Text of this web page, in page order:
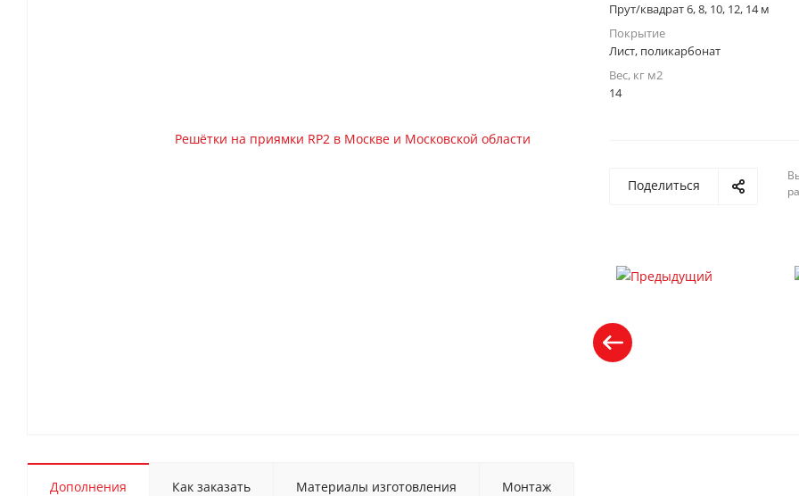
Прут/квадрат 6, 8, 10, 12, 14 м
Покрытие
Лист, поликарбонат
Вес, кг м2
14
Поделиться
Дополнения Как заказать Материалы изготовления Монтаж